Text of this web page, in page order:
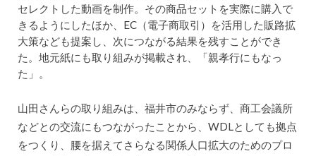
セレクトした動画を制作。その商品セットを実際に購入で
きるようにしたほか、EC（電子商取引）を活用した販路拡
大策なども提案し、次につながる結果を残すことができ
た。地元紙にも取り組みが掲載され、「親孝行にもなっ
た」。
山田さんらの取り組みは、福井市のみならず、商工会議所
などとの交流にもつながったことから、WDLとしても拠点
をつくり、腰を据えてさらなる関係人口拡大のためのプロ